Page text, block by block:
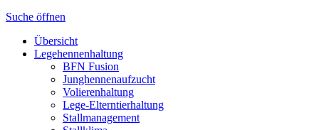
Suche öffnen
Übersicht
Legehennenhaltung
BFN Fusion
Junghennenaufzucht
Volierenhaltung
Lege-Elterntierhaltung
Stallmanagement